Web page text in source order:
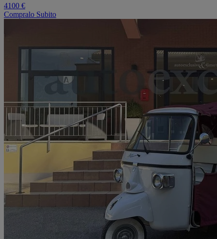
4100 €
Compralo Subito